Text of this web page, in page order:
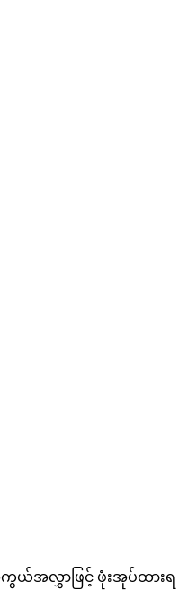
ကွယ်အလွှာဖြင့် ဖုံးအုပ်ထားရ